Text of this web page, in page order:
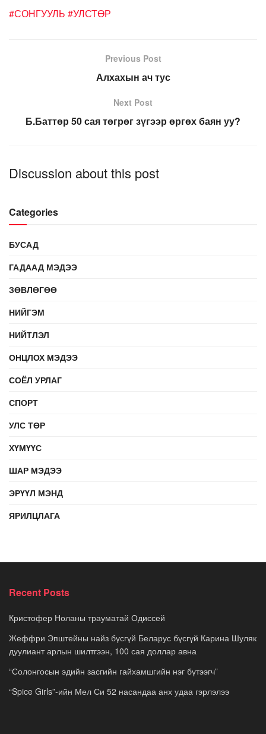
#СОНГУУЛЬ #УЛСТӨР
Previous Post
Алхахын ач тус
Next Post
Б.Баттөр 50 сая төгрөг зүгээр өргөх баян уу?
Discussion about this post
Categories
БУСАД
ГАДААД МЭДЭЭ
ЗӨВЛӨГӨӨ
НИЙГЭМ
НИЙТЛЭЛ
ОНЦЛОХ МЭДЭЭ
СОЁЛ УРЛАГ
СПОРТ
УЛС ТӨР
ХҮМҮҮС
ШАР МЭДЭЭ
ЭРҮҮЛ МЭНД
ЯРИЛЦЛАГА
Recent Posts
Кристофер Ноланы трауматай Одиссей
Жеффри Эпштейны найз бүсгүй Беларус бүсгүй Карина Шуляк
дуулиант арлын шилтгээн, 100 сая доллар авна
“Солонгосын эдийн засгийн гайхамшгийн нэг бүтээгч”
“Spice Girls”-ийн Мел Си 52 насандаа анх удаа гэрлэлээ